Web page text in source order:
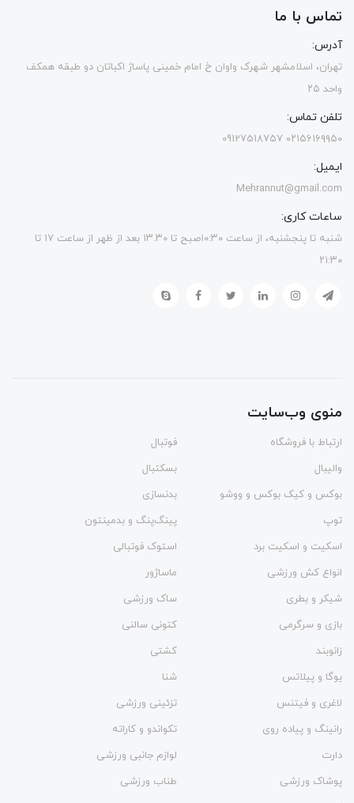
تماس با ما
آدرس:
تهران، اسلامشهر شهرک واوان خ امام خمینی پاساژ اکباتان دو طبقه همکف
واحد ۲۵
تلفن تماس:
۰۲۱۵۶۱۶۹۹۵۰ 09127518757
ایمیل:
Mehrannut@gmail.com
ساعات کاری:
شنبه تا پنجشنبه، از ساعت ۱۰:۳۰صبح تا ۱۳.۳۰ بعد از ظهر از ساعت ۱۷ تا
۲۱:۳۰
منوی وب‌سایت
ارتباط با فروشگاه
فوتبال
والیبال
بسکتبال
بوکس و کیک بوکس و ووشو
بدنسازی
توپ
پینگ‌پنگ و بدمينتون
اسکیت و اسکیت برد
استوک فوتبالی
انواع کش ورزشی
ماساژور
شیکر و بطری
ساک ورزشی
بازی و سرگرمی
کتونی سالنی
زانوبند
کشتی
یوگا و پیلاتس
شنا
لاغری و فیتنس
تزئینی ورزشی
رانینگ و پیاده روی
تکواندو و کاراته
دارت
لوازم جانبی ورزشی
پوشاک ورزشی
طناب ورزشی